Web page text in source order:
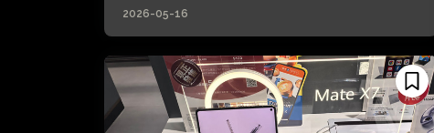
2026-05-16